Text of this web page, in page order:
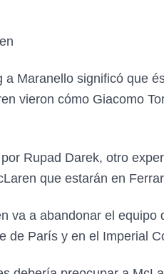
a Maranello significó que
vieron cómo Giacomo
Rupad Darek, otro
que estarán en
va a abandonar el
de París y en el Imperial